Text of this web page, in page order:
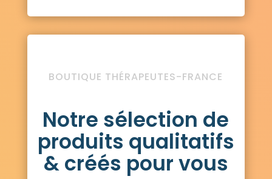
BOUTIQUE THÉRAPEUTES-FRANCE
Notre sélection de
produits qualitatifs
& créés pour vous